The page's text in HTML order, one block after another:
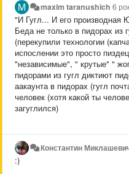
maxim taranushich 6
"И Гугл... И его производная
Беда не только в пидорах из
(перекупили технологии
испослении это просто
"независимые", " крутые" "
пидорами из гугл диктиют
аакаунта в пидорах (гугл
человек (хотя какой ты
загуглился)
Константин
:)